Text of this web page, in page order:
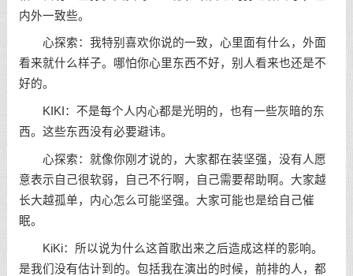
内外一致些。
心探索：我特别喜欢你说的一致，心里面有什么，外面
看来就什么样子。哪怕你心里东西不好，别人看来也还是不
好的。
KIKI：不是每个人内心都是光明的，也有一些灰暗的东
西。这些东西没有必要避讳。
心探索：就像你刚才说的，大家都在装坚强，没有人愿
意表示自己很软弱，自己不行啊，自己需要帮助啊。大家越
长大越孤单，内心怎么可能坚强。大家可能也是给自己催
眠。
KiKi：所以说为什么这首歌出来之后造成这样的影响。
是我们没有估计到的。包括我在演出的时候，前排的人，都